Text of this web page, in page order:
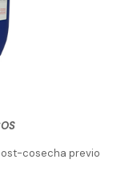
cosecha previo